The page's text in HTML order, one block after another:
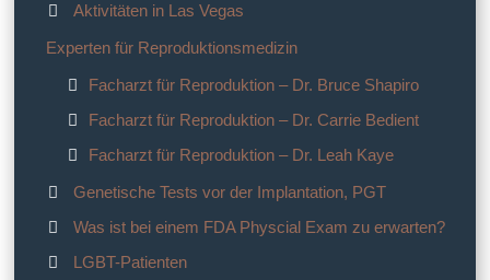
Aktivitäten in Las Vegas
Experten für Reproduktionsmedizin
Facharzt für Reproduktion – Dr. Bruce Shapiro
Facharzt für Reproduktion – Dr. Carrie Bedient
Facharzt für Reproduktion – Dr. Leah Kaye
Genetische Tests vor der Implantation, PGT
Was ist bei einem FDA Physcial Exam zu erwarten?
LGBT-Patienten